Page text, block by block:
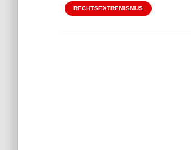
RECHTSEXTREMISMUS